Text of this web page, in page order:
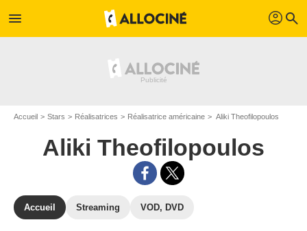
menu profil search
Accueil Stars Réalisatrices Réalisatrice américaine Aliki Theofilopoulos
Aliki Theofilopoulos
Accueil Streaming VOD, DVD